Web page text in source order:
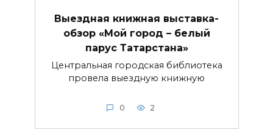
Выездная книжная выставка-
обзор «Мой город – белый
парус Татарстана»
Центральная городская библиотека
провела выездную книжную
0 2